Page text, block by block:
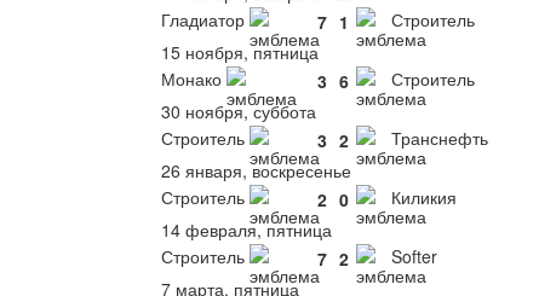
Гладиатор
7 1 Строитель
15 ноября, пятница
Монако
3 6 Строитель
30 ноября, суббота
Строитель
3 2 Транснефть
26 января, воскресенье
Строитель
2 0 Киликия
14 февраля, пятница
Строитель
7 2 Softer
7 марта, пятница